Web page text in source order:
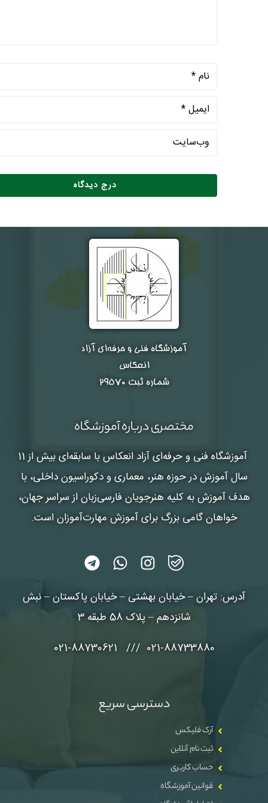
آموزشگاه فنی و حرفه‌ای آزاد
انعکاس
شماره ثبت ۲۹۵۷۰
مختصری درباره آموزشگاه
آموزشگاه فنی و حرفه‌ای آزاد انعکاس
با سابقه‌ای بیش از 11
سال آموزش در حوزه هنر، معماری و دکوراسیون داخلی، با
هدف آموزش به کلیه هنرجویان فارسی‌زبان از سراسر جهان،
خواهان گامی بزرگ برای آموزش مهارت‌آموزان است.
آدرس: تهران – خیابان بهشتی – خیابان پاکستان – نبش
شانزدهم – پلاک 58 طبقه 3
021-88733880 /// 021-88730621
دسترسی سریع
آرک فلیکس
ثبت نام آنلاین
حساب کاربری
قوانین آموزشگاه